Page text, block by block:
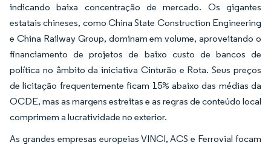
indicando baixa concentração de mercado. Os gigantes
estatais chineses, como China State Construction Engineering
e China Railway Group, dominam em volume, aproveitando o
financiamento de projetos de baixo custo de bancos de
política no âmbito da iniciativa Cinturão e Rota. Seus preços
de licitação frequentemente ficam 15% abaixo das médias da
OCDE, mas as margens estreitas e as regras de conteúdo local
comprimem a lucratividade no exterior.
As grandes empresas europeias VINCI, ACS e Ferrovial focam